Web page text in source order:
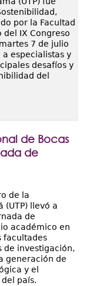
por la Facultad
del IX Congreso
7 de julio
a especialistas y
desafíos y
del
de Bocas
de
de la
(UTP) llevó a
de
académico en
facultades
de investigación,
generación de
y el
país.